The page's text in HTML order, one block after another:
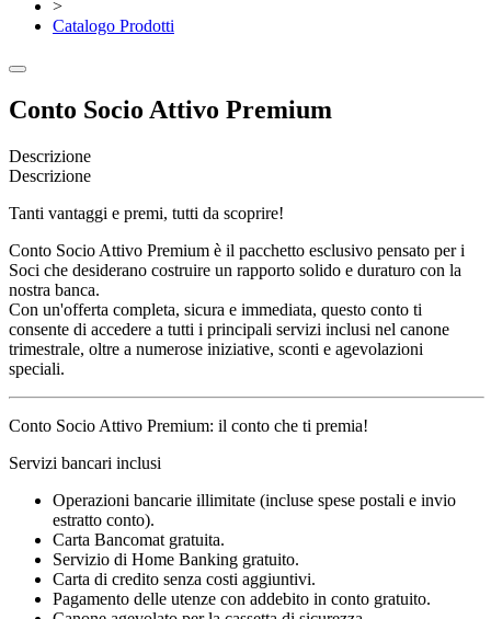
>
Catalogo Prodotti
Conto Socio Attivo Premium
Descrizione
Descrizione
Tanti vantaggi e premi, tutti da scoprire!
Conto Socio Attivo Premium è il pacchetto esclusivo pensato per i
Soci che desiderano costruire un rapporto solido e duraturo con la
nostra banca.
Con un'offerta completa, sicura e immediata, questo conto ti
consente di accedere a tutti i principali servizi inclusi nel canone
trimestrale, oltre a numerose iniziative, sconti e agevolazioni
speciali.
Conto Socio Attivo Premium: il conto che ti premia!
Servizi bancari inclusi
Operazioni bancarie illimitate (incluse spese postali e invio
estratto conto).
Carta Bancomat gratuita.
Servizio di Home Banking gratuito.
Carta di credito senza costi aggiuntivi.
Pagamento delle utenze con addebito in conto gratuito.